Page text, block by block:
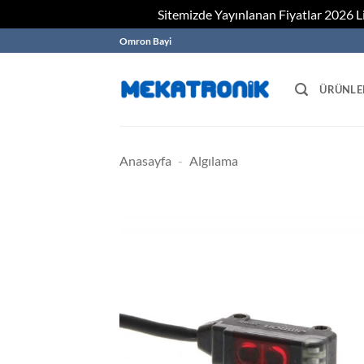
Sitemizde Yayınlanan Fiyatlar 2026
to
Omron Bayi
Anasayfa - Algılama